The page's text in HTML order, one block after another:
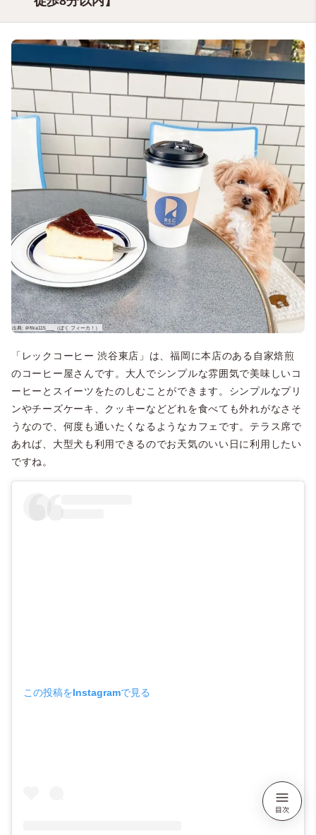
「レックコーヒー 渋谷東店」は、福岡に本店のある自家焙煎
のコーヒー屋さんです。大人でシンプルな雰囲気で美味しいコ
ーヒーとスイーツをたのしむことができます。シンプルなプリ
ンやチーズケーキ、クッキーなどどれを食べても外れがなさそ
うなので、何度も通いたくなるようなカフェです。テラス席で
あれば、大型犬も利用できるのでお天気のいい日に利用したい
ですね。
この投稿をInstagramで見る